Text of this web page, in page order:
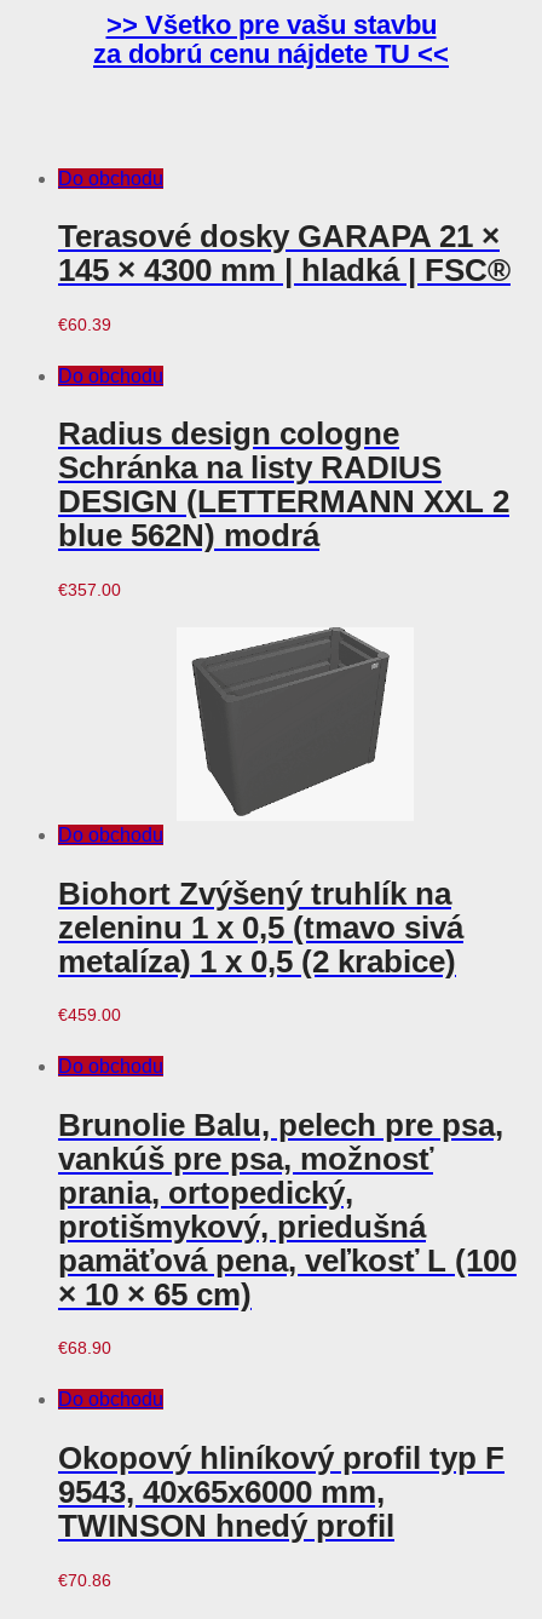
>> Všetko pre vašu stavbu
za dobrú cenu nájdete TU <<
Do obchodu
Terasové dosky GARAPA 21 ×
145 × 4300 mm | hladká | FSC®
€60.39
Do obchodu
Radius design cologne
Schránka na listy RADIUS
DESIGN (LETTERMANN XXL 2
blue 562N) modrá
€357.00
Do obchodu
Biohort Zvýšený truhlík na
zeleninu 1 x 0,5 (tmavo sivá
metalíza) 1 x 0,5 (2 krabice)
€459.00
Do obchodu
Brunolie Balu, pelech pre psa,
vankúš pre psa, možnosť
prania, ortopedický,
protišmykový, priedušná
pamäťová pena, veľkosť L (100
× 10 × 65 cm)
€68.90
Do obchodu
Okopový hliníkový profil typ F
9543, 40x65x6000 mm,
TWINSON hnedý profil
€70.86